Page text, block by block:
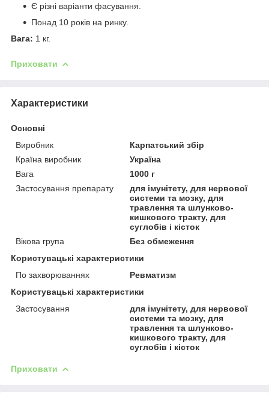
Є різні варіанти фасування.
Понад 10 років на ринку.
Вага: 1 кг.
Приховати
Характеристики
Основні
Виробник
Карпатський збір
Країна виробник
Україна
Вага
1000 г
Застосування препарату
для імунітету, для нервової
системи та мозку, для
травлення та шлунково-
кишкового тракту, для
суглобів і кісток
Вікова група
Без обмеження
Користувацькi характеристики
По захворюваннях
Ревматизм
Користувацькі характеристики
Застосування
для імунітету, для нервової
системи та мозку, для
травлення та шлунково-
кишкового тракту, для
суглобів і кісток
Приховати